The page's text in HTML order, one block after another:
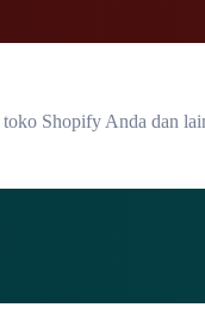
toko Shopify Anda dan